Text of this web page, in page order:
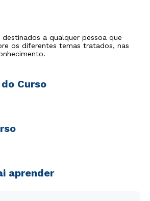
destinados a qualquer pessoa que
os diferentes temas tratados, nas
Curso
aprender